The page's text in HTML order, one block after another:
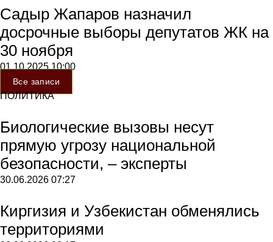
Садыр Жапаров назначил
досрочные выборы депутатов ЖК на
30 ноября
01.10.202510:00
Все записи
ПОЛИТИКА
Биологические вызовы несут
прямую угрозу национальной
безопасности, – эксперты
30.06.2026 07:27
Киргизия и Узбекистан обменялись
территориями